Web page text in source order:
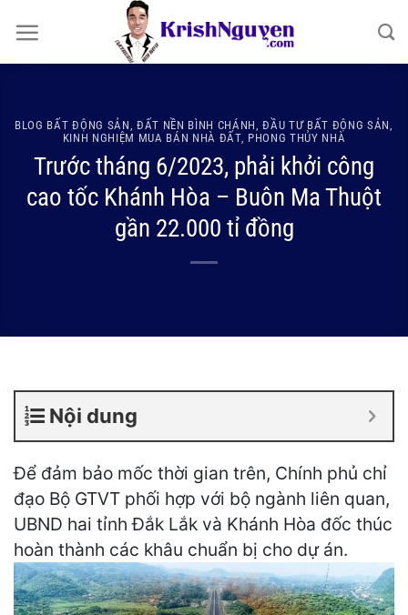
qua
nội
BLOG BẤT ĐỘNG SẢN ĐẤT NỀN BÌNH CHÁNH ,ĐẦU TƯ BẤT ĐỘNG SẢN
KINH NGHIỆM MUA BÁN NHÀ ĐẤT, PHONG THỦY NHÀ
Trước tháng 6/2023, phải khởi công
cao tốc Khánh Hòa – Buôn Ma Thuột
gần 22.000 tỉ đồng
Nội dung
Để đảm bảo mốc thời gian trên, Chính phủ chỉ
đạo Bộ GTVT phối hợp với bộ ngành liên quan,
UBND hai tỉnh Đắk Lắk và Khánh Hòa đốc thúc
hoàn thành các khâu chuẩn bị cho dự án.